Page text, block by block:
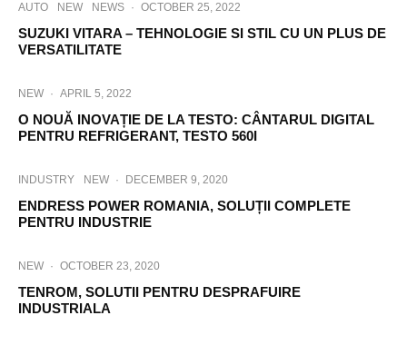
AUTO NEW NEWS · OCTOBER 25, 2022
SUZUKI VITARA – TEHNOLOGIE SI STIL CU UN PLUS DE
VERSATILITATE
NEW · APRIL 5, 2022
O NOUĂ INOVAȚIE DE LA TESTO: CÂNTARUL DIGITAL
PENTRU REFRIGERANT, TESTO 560I
INDUSTRY NEW · DECEMBER 9, 2020
ENDRESS POWER ROMANIA, SOLUȚII COMPLETE
PENTRU INDUSTRIE
NEW · OCTOBER 23, 2020
TENROM, SOLUTII PENTRU DESPRAFUIRE
INDUSTRIALA